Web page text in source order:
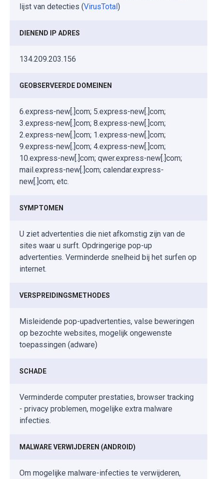
lijst van detecties (VirusTotal)
DIENEND IP ADRES
134.209.203.156
GEOBSERVEERDE DOMEINEN
6.express-new[.]com; 5.express-new[.]com;
3.express-new[.]com; 8.express-new[.]com;
2.express-new[.]com; 1.express-new[.]com;
9.express-new[.]com; 4.express-new[.]com;
10.express-new[.]com; qwer.express-new[.]com;
mail.express-new[.]com; calendar.express-
new[.]com; etc.
SYMPTOMEN
U ziet advertenties die niet afkomstig zijn van de
sites waar u surft. Opdringerige pop-up
advertenties. Verminderde snelheid bij het surfen op
internet.
VERSPREIDINGSMETHODES
Misleidende pop-upadvertenties, valse beweringen
op bezochte websites, mogelijk ongewenste
toepassingen (adware)
SCHADE
Verminderde computer prestaties, browser tracking
- privacy problemen, mogelijke extra malware
infecties.
MALWARE VERWIJDEREN (ANDROID)
Om mogelijke malware-infecties te verwijderen,